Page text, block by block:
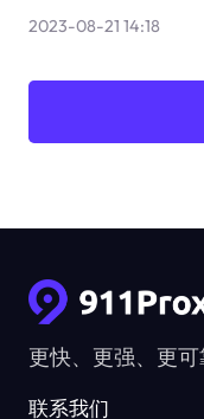
2023-08-21 14:18
更快、更强、更可
联系我们